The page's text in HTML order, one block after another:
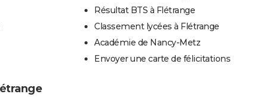
Résultat BTS à Flétrange
Classement lycées à Flétrange
Académie de Nancy-Metz
Envoyer une carte de félicitations